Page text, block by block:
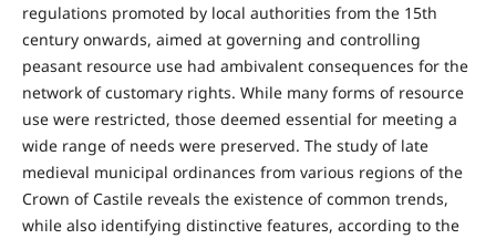
regulations promoted by local authorities from the 15th
century onwards, aimed at governing and controlling
peasant resource use had ambivalent consequences for the
network of customary rights. While many forms of resource
use were restricted, those deemed essential for meeting a
wide range of needs were preserved. The study of late
medieval municipal ordinances from various regions of the
Crown of Castile reveals the existence of common trends,
while also identifying distinctive features, according to the